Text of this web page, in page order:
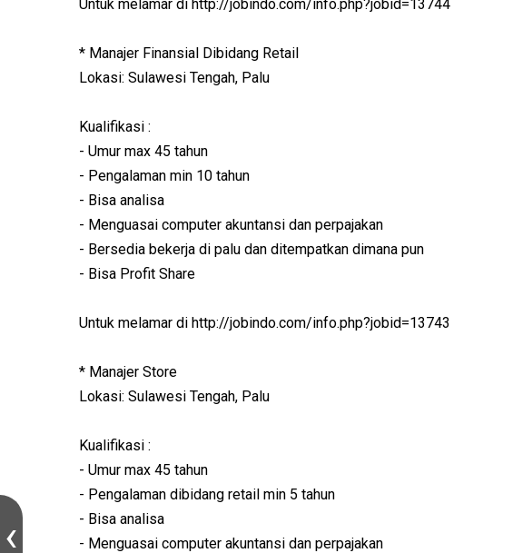
Untuk melamar di http://jobindo.com/info.php?jobid=13744
* Manajer Finansial Dibidang Retail
Lokasi: Sulawesi Tengah, Palu
Kualifikasi :
- Umur max 45 tahun
- Pengalaman min 10 tahun
- Bisa analisa
- Menguasai computer akuntansi dan perpajakan
- Bersedia bekerja di palu dan ditempatkan dimana pun
- Bisa Profit Share
Untuk melamar di http://jobindo.com/info.php?jobid=13743
* Manajer Store
Lokasi: Sulawesi Tengah, Palu
Kualifikasi :
- Umur max 45 tahun
- Pengalaman dibidang retail min 5 tahun
- Bisa analisa
- Menguasai computer akuntansi dan perpajakan